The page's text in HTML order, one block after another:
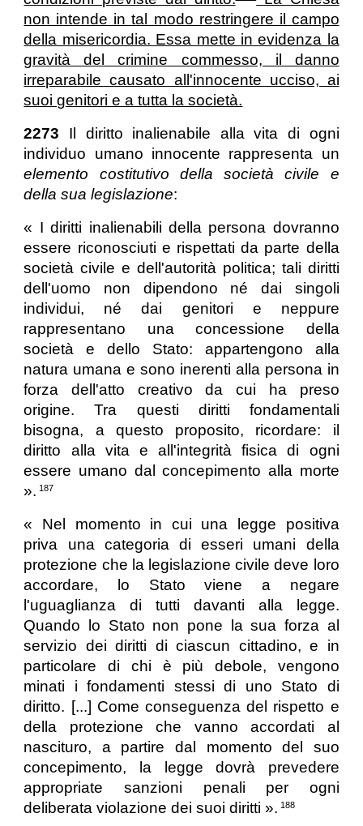
non intende in tal modo restringere il campo
della misericordia. Essa mette in evidenza la
gravità del crimine commesso, il danno
irreparabile causato all'innocente ucciso, ai
suoi genitori e a tutta la società.
2273 Il diritto inalienabile alla vita di ogni
individuo umano innocente rappresenta un
elemento costitutivo della società civile e
della sua legislazione:
« I diritti inalienabili della persona dovranno
essere riconosciuti e rispettati da parte della
società civile e dell'autorità politica; tali diritti
dell'uomo non dipendono né dai singoli
individui, né dai genitori e neppure
rappresentano una concessione della
società e dello Stato: appartengono alla
natura umana e sono inerenti alla persona in
forza dell'atto creativo da cui ha preso
origine. Tra questi diritti fondamentali
bisogna, a questo proposito, ricordare: il
diritto alla vita e all'integrità fisica di ogni
essere umano dal concepimento alla morte
». 187
« Nel momento in cui una legge positiva
priva una categoria di esseri umani della
protezione che la legislazione civile deve loro
accordare, lo Stato viene a negare
l'uguaglianza di tutti davanti alla legge.
Quando lo Stato non pone la sua forza al
servizio dei diritti di ciascun cittadino, e in
particolare di chi è più debole, vengono
minati i fondamenti stessi di uno Stato di
diritto. [...] Come conseguenza del rispetto e
della protezione che vanno accordati al
nascituro, a partire dal momento del suo
concepimento, la legge dovrà prevedere
appropriate sanzioni penali per ogni
deliberata violazione dei suoi diritti ». 188